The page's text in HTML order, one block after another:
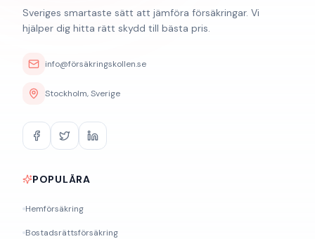
Sveriges smartaste sätt att jämföra försäkringar. Vi
hjälper dig hitta rätt skydd till bästa pris.
info@försäkringskollen.se
Stockholm, Sverige
POPULÄRA
Hemförsäkring
Bostadsrättsförsäkring